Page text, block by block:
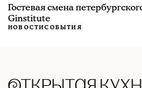
Гостевая смена
Ginstitute
НОВОСТИСОБЫТИЯ